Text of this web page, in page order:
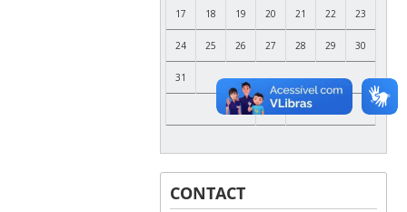
17 18 19 20 21 22 23
24 25 26 27 28 29 30
31
CONTACT